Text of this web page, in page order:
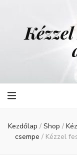
Kezdőlap / Shop /
csempe / Kézzel